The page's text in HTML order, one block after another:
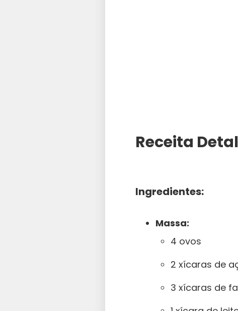
Receita
Ingredientes:
Massa:
4 ovos
2 xícaras de
3 xícaras de